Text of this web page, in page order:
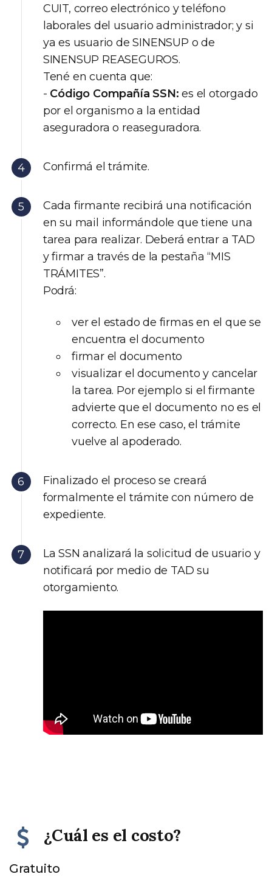
CUIT, correo electrónico y teléfono
laborales del usuario administrador; y si
ya es usuario de SINENSUP o de
SINENSUP REASEGUROS.
Tené en cuenta que:
- Código Compañía SSN: es el otorgado
por el organismo a la entidad
aseguradora o reaseguradora.
Confirmá el trámite.
Cada firmante recibirá una notificación
en su mail informándole que tiene una
tarea para realizar. Deberá entrar a TAD
y firmar a través de la pestaña “MIS
TRÁMITES”.
Podrá:
ver el estado de firmas en el que se
encuentra el documento
firmar el documento
visualizar el documento y cancelar
la tarea. Por ejemplo si el firmante
advierte que el documento no es el
correcto. En ese caso, el trámite
vuelve al apoderado.
Finalizado el proceso se creará
formalmente el trámite con número de
expediente.
La SSN analizará la solicitud de usuario y
notificará por medio de TAD su
otorgamiento.
¿Cuál es el costo?
Gratuito